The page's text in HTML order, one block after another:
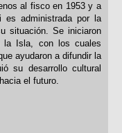
al fisco en 1953 y a
es administrada por la
situación. Se iniciaron
la Isla, con los cuales
ayudaron a difundir la
su desarrollo cultural
el futuro.